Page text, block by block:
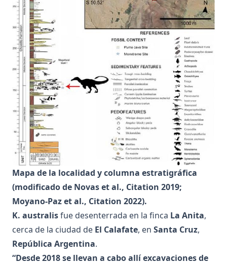
Mapa de la localidad y columna estratigráfica
(modificado de Novas et al., Citation 2019;
Moyano-Paz et al., Citation 2022).
K. australisfue desenterrada en la finca La Anita,
cerca de la ciudad de El Calafate, en Santa Cruz,
República Argentina.
“Desde 2018 se llevan a cabo allí excavaciones de